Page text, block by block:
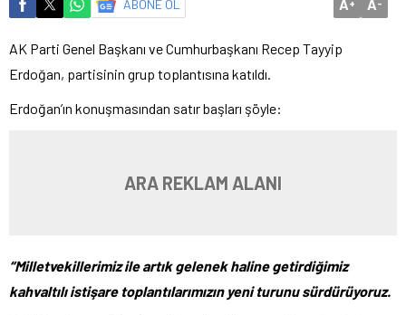
ABONE OL A A
AK Parti Genel Başkanı ve Cumhurbaşkanı Recep Tayyip
Erdoğan, partisinin grup toplantısına katıldı.
Erdoğan’ın konuşmasından satır başları şöyle:
ARA REKLAM ALANI
“Milletvekillerimiz ile artık gelenek haline getirdiğimiz
kahvaltılı istişare toplantılarımızın yeni turunu sürdürüyoruz.